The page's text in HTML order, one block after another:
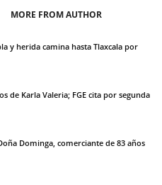
MORE FROM AUTHOR
y herida camina hasta Tlaxcala por
de Karla Valeria; FGE cita por segunda
Dominga, comerciante de 83 años